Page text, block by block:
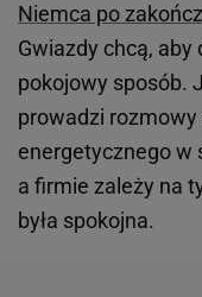
Niemca po
Gwiazdy chcą, aby
pokojowy sposób.
prowadzi
energetycznego w
a firmie zależy na
była spokojna.